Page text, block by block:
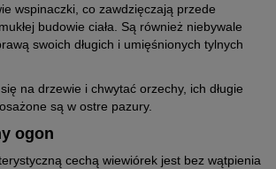
wspinaczki, co zawdzięczają przede
budowie ciała. Są również niebywale
swoich długich i umięśnionych tylnych
na drzewie i chwytać orzechy, ich długie
są w ostre pazury.
ogon
cechą wiewiórek jest bez wątpienia